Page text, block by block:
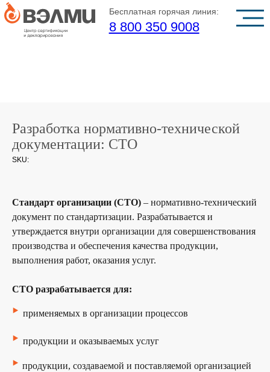
Бесплатная горячая линия:
8 800 350 9008
Разработка нормативно-технической
документации: СТО
SKU:
Стандарт организации (СТО) – нормативно-технический
документ по стандартизации. Разрабатывается и
утверждается внутри организации для совершенствования
производства и обеспечения качества продукции,
выполнения работ, оказания услуг.
СТО разрабатывается для:
‣ применяемых в организации процессов
‣ продукции и оказываемых услуг
‣ продукции, создаваемой и поставляемой организацией